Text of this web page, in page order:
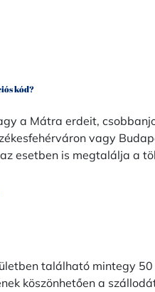
kód?
a Mátra erdeit,
vagy
esetben is megtalálja a
található mintegy
köszönhetően a